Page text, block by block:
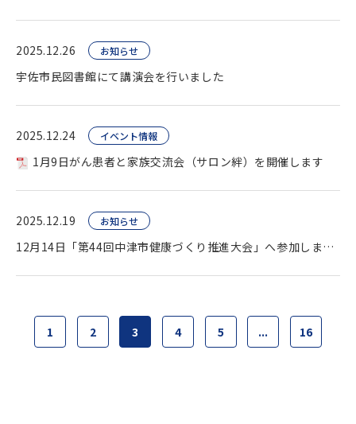
2025.12.26 お知らせ
宇佐市民図書館にて講演会を行いました
2025.12.24 イベント情報
1月9日がん患者と家族交流会（サロン絆）を開催します
2025.12.19 お知らせ
12月14日「第44回中津市健康づくり推進大会」へ参加しました
1 2 3 4 5 ... 16